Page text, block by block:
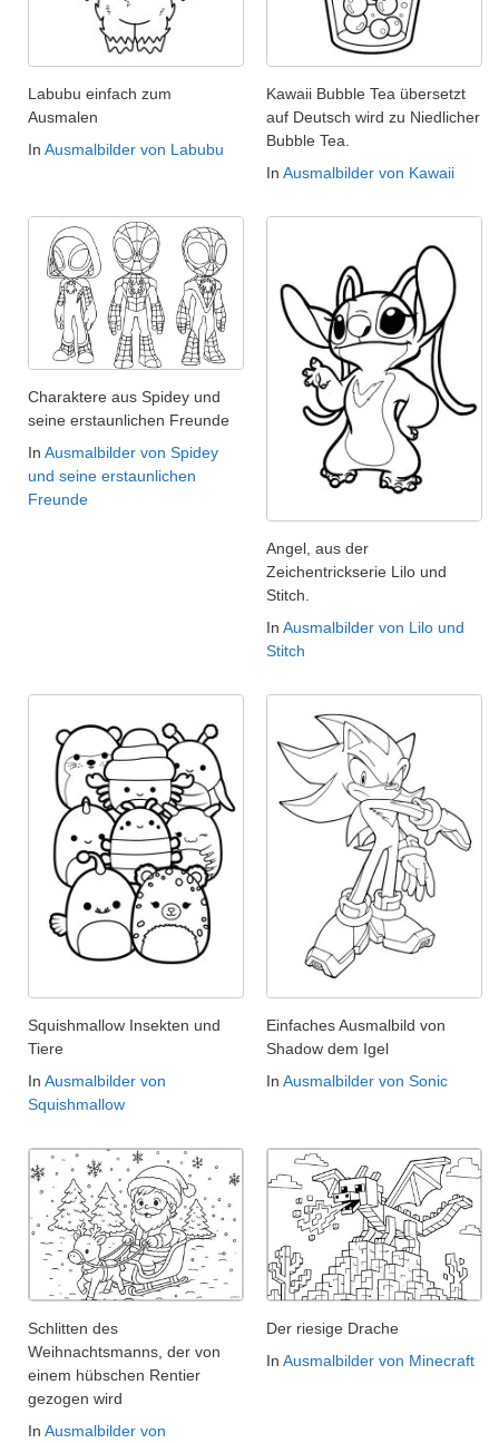
Labubu einfach zum
Ausmalen
In Ausmalbilder von Labubu
Kawaii Bubble Tea übersetzt
auf Deutsch wird zu Niedlicher
Bubble Tea.
In Ausmalbilder von Kawaii
Charaktere aus Spidey und
seine erstaunlichen Freunde
In Ausmalbilder von Spidey
und seine erstaunlichen
Freunde
Angel, aus der
Zeichentrickserie Lilo und
Stitch.
In Ausmalbilder von Lilo und
Stitch
Squishmallow Insekten und
Tiere
In Ausmalbilder von
Squishmallow
Einfaches Ausmalbild von
Shadow dem Igel
In Ausmalbilder von Sonic
Schlitten des
Weihnachtsmanns, der von
einem hübschen Rentier
gezogen wird
In Ausmalbilder von
Der riesige Drache
In Ausmalbilder von Minecraft